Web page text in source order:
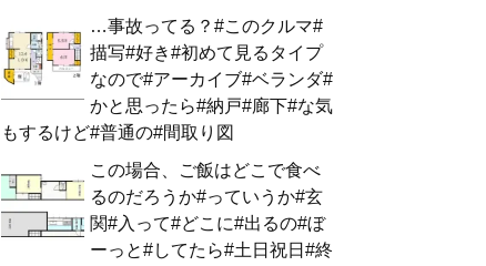
…事故ってる？#このクルマ#
描写#好き#初めて見るタイプ
なので#アーカイブ#ベランダ#
かと思ったら#納戸#廊下#な気
もするけど#普通の#間取り図
この場合、ご飯はどこで食べ
るのだろうか#っていうか#玄
関#入って#どこに#出るの#ぼ
ーっと#してたら#土日祝日#終